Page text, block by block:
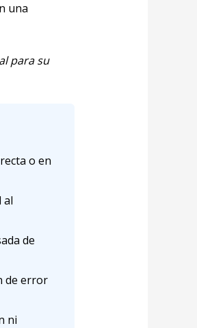
una
para su
o en
al
de
de error
ni